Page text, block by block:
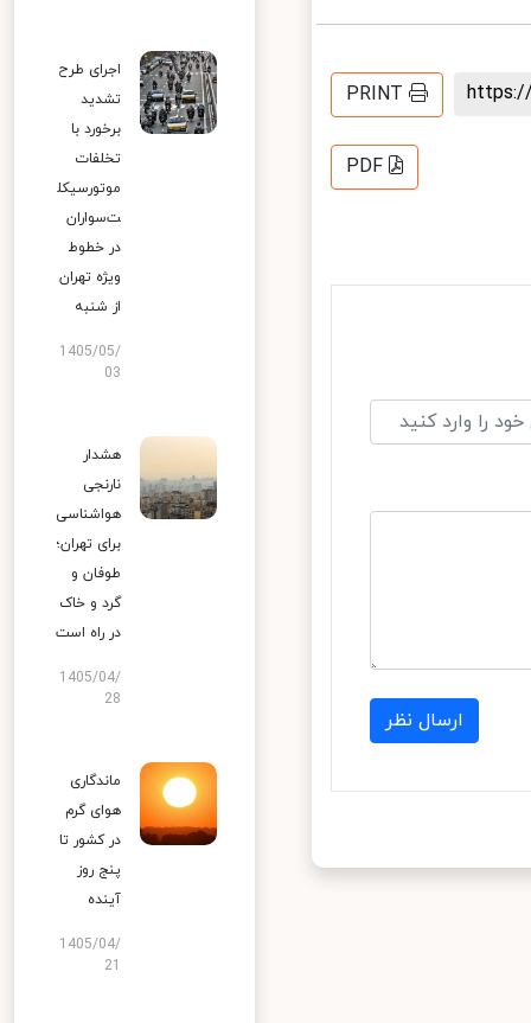
PRINT
PDF
ارسال نظر
اجرای طرح
تشدید
برخورد با
تخلفات
موتورسیکل
ت‌سواران
در خطوط
ویژه تهران
از شنبه
1405/05/
03
هشدار
نارنجی
هواشناسی
برای تهران؛
طوفان و
گرد و خاک
در راه است
1405/04/
28
ماندگاری
هوای گرم
در کشور تا
پنج روز
آینده
1405/04/